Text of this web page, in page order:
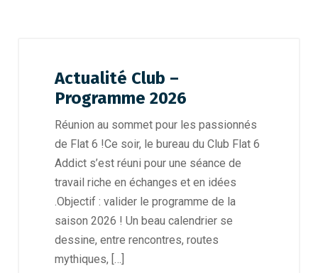
Actualité Club –
Programme 2026
Réunion au sommet pour les passionnés
de Flat 6 !Ce soir, le bureau du Club Flat 6
Addict s’est réuni pour une séance de
travail riche en échanges et en idées
.Objectif : valider le programme de la
saison 2026 ! Un beau calendrier se
dessine, entre rencontres, routes
mythiques, […]